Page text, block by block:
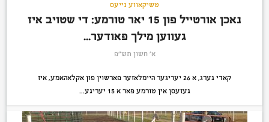
טשיקאווע נייעס
נאכן אורטייל פון 15 יאר טורמע: די שטויב איז
געווען מילך פאודער...
א׳ חשון תש״פ
קאדי גערג, א 26 יעריגער היימלאזער פארשוין פון אקלאהאמע, איז
געזעסן אין טורמע פאר א 15 יעריגע...